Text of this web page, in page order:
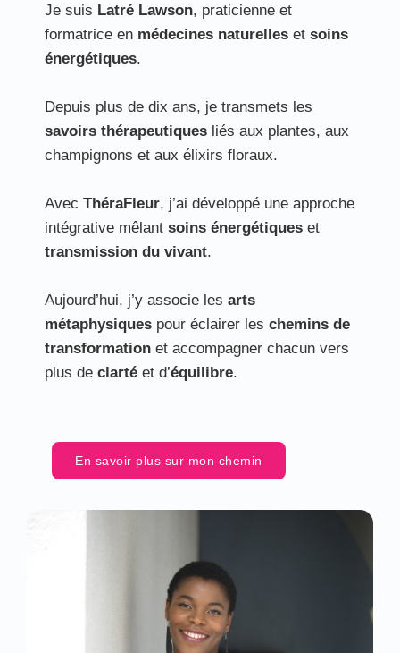
Je suis Latré Lawson, praticienne et
formatrice en médecines naturelles et soins
énergétiques.
Depuis plus de dix ans, je transmets les
savoirs thérapeutiques liés aux plantes, aux
champignons et aux élixirs floraux.
Avec ThéraFleur, j’ai développé une approche
intégrative mêlant soins énergétiques et
transmission du vivant.
Aujourd’hui, j’y associe les arts
métaphysiques pour éclairer les chemins de
transformation et accompagner chacun vers
plus de clarté et d’équilibre.
En savoir plus sur mon chemin